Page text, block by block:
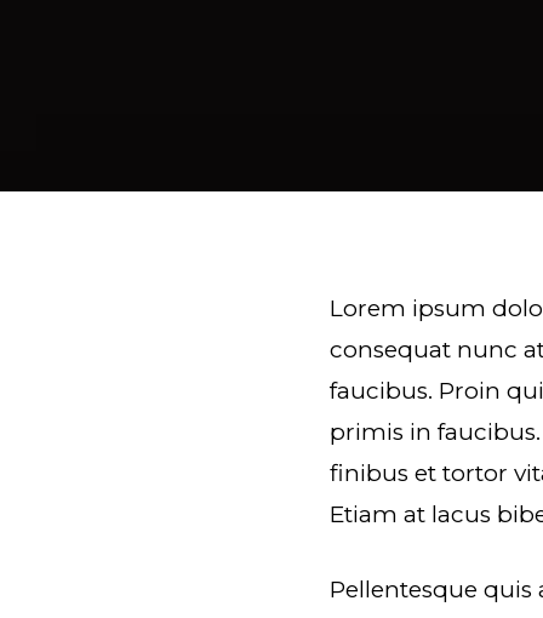
Lorem ipsum
consequat nunc
faucibus. Proin
primis in
finibus et tortor
Etiam at lacus
Pellentesque quis